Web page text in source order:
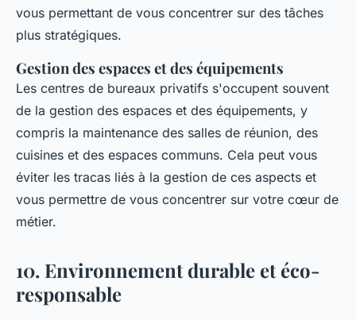
vous permettant de vous concentrer sur des tâches
plus stratégiques.
Gestion des espaces et des équipements
Les centres de bureaux privatifs s'occupent souvent
de la gestion des espaces et des équipements, y
compris la maintenance des salles de réunion, des
cuisines et des espaces communs. Cela peut vous
éviter les tracas liés à la gestion de ces aspects et
vous permettre de vous concentrer sur votre cœur de
métier.
10. Environnement durable et éco-
responsable